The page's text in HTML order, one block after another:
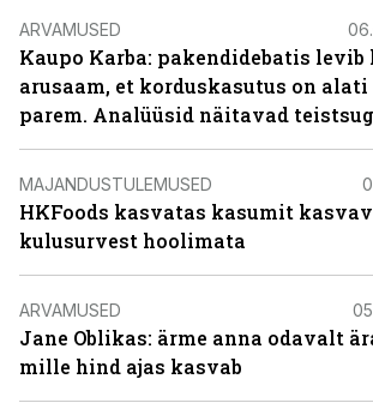
ARVAMUSED
Kaupo Karba: pakendidebatis
arusaam, et korduskasutus on
parem. Analüüsid näitavad
MAJANDUSTULEMUSED
HKFoods kasvatas kasumit
kulusurvest hoolimata
ARVAMUSED
Jane Oblikas: ärme anna odavalt
mille hind ajas kasvab